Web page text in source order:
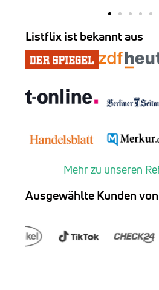
Listflix ist bekannt aus
Mehr zu unseren
Ausgewählte Kunden